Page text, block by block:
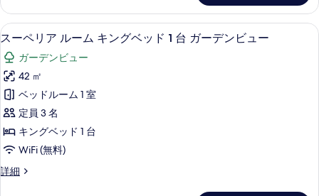
表
示
す
る
ロ
ン
ト
の
す
べ
て
の
写
真
フ
ロ
ン
ト
の
詳
細
の
写
真
を
表
示
す
る
Garden
view,
Club
の
詳
細
ス
ー
ペ
リ
ア
ル
ー
ム
キ
スーペリア ルーム キングベッド 1
8
スーペリア ルーム キングベッド 1 台 ガーデンビュー
ガーデンビュー
42 ㎡
ベッドルーム 1 室
定員 3 名
キングベッド 1 台
WiFi (無料)
詳細
ス